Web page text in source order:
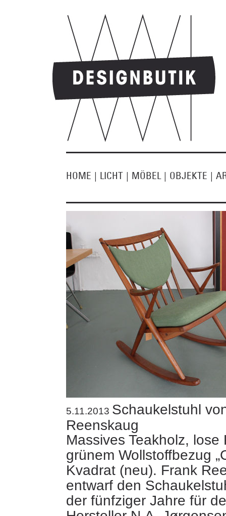
HOME | LICHT | MÖBEL | OBJEKTE |
5.11.2013 Schaukelstuhl
Reenskaug
Massives Teakholz, lose
grünem Wollstoffbezug
Kvadrat (neu). Frank
entwarf den
der fünfziger Jahre für